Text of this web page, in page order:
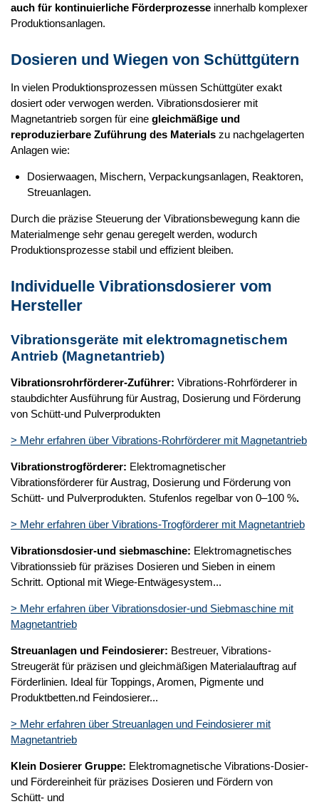
auch für kontinuierliche Förderprozesse innerhalb komplexer
Produktionsanlagen.
Dosieren und Wiegen von Schüttgütern
In vielen Produktionsprozessen müssen Schüttgüter exakt
dosiert oder verwogen werden. Vibrationsdosierer mit
Magnetantrieb sorgen für eine gleichmäßige und
reproduzierbare Zuführung des Materials zu nachgelagerten
Anlagen wie:
Dosierwaagen, Mischern, Verpackungsanlagen, Reaktoren,
Streuanlagen.
Durch die präzise Steuerung der Vibrationsbewegung kann die
Materialmenge sehr genau geregelt werden, wodurch
Produktionsprozesse stabil und effizient bleiben.
Individuelle Vibrationsdosierer vom
Hersteller
Vibrationsgeräte mit elektromagnetischem
Antrieb (Magnetantrieb)
Vibrationsrohrförderer-Zuführer: Vibrations-Rohrförderer in
staubdichter Ausführung für Austrag, Dosierung und Förderung
von Schütt-und Pulverprodukten
> Mehr erfahren über Vibrations-Rohrförderer mit Magnetantrieb
Vibrationstrogförderer: Elektromagnetischer
Vibrationsförderer für Austrag, Dosierung und Förderung von
Schütt- und Pulverprodukten. Stufenlos regelbar von 0–100 %.
> Mehr erfahren über Vibrations-Trogförderer mit Magnetantrieb
Vibrationsdosier-und siebmaschine: Elektromagnetisches
Vibrationssieb für präzises Dosieren und Sieben in einem
Schritt. Optional mit Wiege-Entwägesystem...
> Mehr erfahren über Vibrationsdosier-und Siebmaschine mit
Magnetantrieb
Streuanlagen und Feindosierer: Bestreuer, Vibrations-
Streugerät für präzisen und gleichmäßigen Materialauftrag auf
Förderlinien. Ideal für Toppings, Aromen, Pigmente und
Produktbetten.nd Feindosierer...
> Mehr erfahren über Streuanlagen und Feindosierer mit
Magnetantrieb
Klein Dosierer Gruppe: Elektromagnetische Vibrations-Dosier-
und Fördereinheit für präzises Dosieren und Fördern von
Schütt- und